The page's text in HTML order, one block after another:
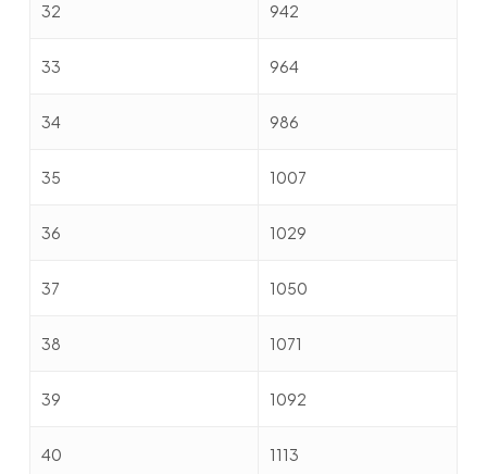
32 942
33 964
34 986
35 1007
36 1029
37 1050
38 1071
39 1092
40 1113